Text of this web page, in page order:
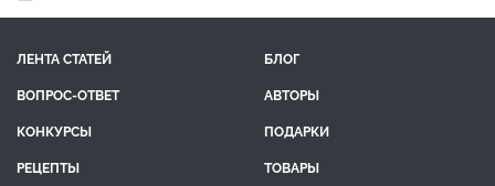
ЛЕНТА СТАТЕЙ
БЛОГ
ВОПРОС-ОТВЕТ
АВТОРЫ
КОНКУРСЫ
ПОДАРКИ
РЕЦЕПТЫ
ТОВАРЫ